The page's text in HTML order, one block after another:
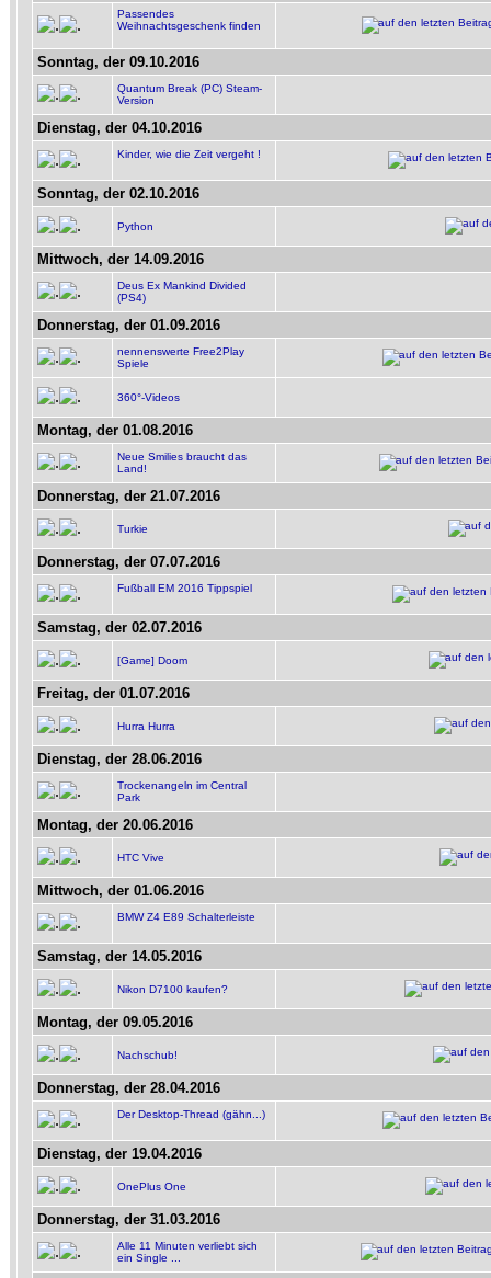
Passendes
Weihnachtsgeschenk finden
Sonntag, der 09.10.2016
Quantum Break (PC) Steam-
Version
Dienstag, der 04.10.2016
Kinder, wie die Zeit vergeht !
Sonntag, der 02.10.2016
Python
Mittwoch, der 14.09.2016
Deus Ex Mankind Divided
(PS4)
Donnerstag, der 01.09.2016
nennenswerte Free2Play
Spiele
360°-Videos
Montag, der 01.08.2016
Neue Smilies braucht das
Land!
Donnerstag, der 21.07.2016
Turkie
Donnerstag, der 07.07.2016
Fußball EM 2016 Tippspiel
Samstag, der 02.07.2016
[Game] Doom
Freitag, der 01.07.2016
Hurra Hurra
Dienstag, der 28.06.2016
Trockenangeln im Central
Park
Montag, der 20.06.2016
HTC Vive
Mittwoch, der 01.06.2016
BMW Z4 E89 Schalterleiste
Samstag, der 14.05.2016
Nikon D7100 kaufen?
Montag, der 09.05.2016
Nachschub!
Donnerstag, der 28.04.2016
Der Desktop-Thread (gähn...)
Dienstag, der 19.04.2016
OnePlus One
Donnerstag, der 31.03.2016
Alle 11 Minuten verliebt sich
ein Single ...